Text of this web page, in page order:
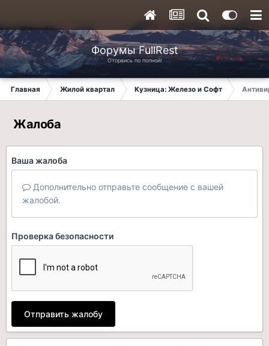
Форумы FullRest
Оторвись по полной!
Главная Жилой квартал Кузница: Железо и Софт
Жалоба
Ваша жалоба
Дополнительно отправьте сообщение с вашей
жалобой.
Проверка безопасности
Отправить жалобу